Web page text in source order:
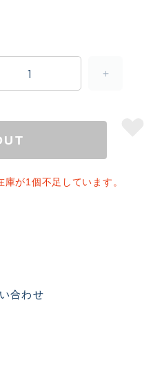
庫が1個不足しています。
合わせ